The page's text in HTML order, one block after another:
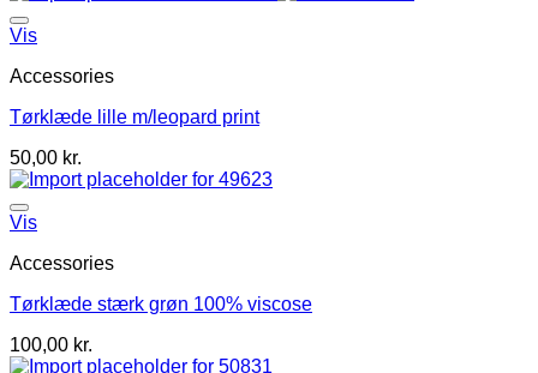
Vis
Accessories
Tørklæde lille m/leopard print
50,00 kr.
Vis
Accessories
Tørklæde stærk grøn 100% viscose
100,00 kr.